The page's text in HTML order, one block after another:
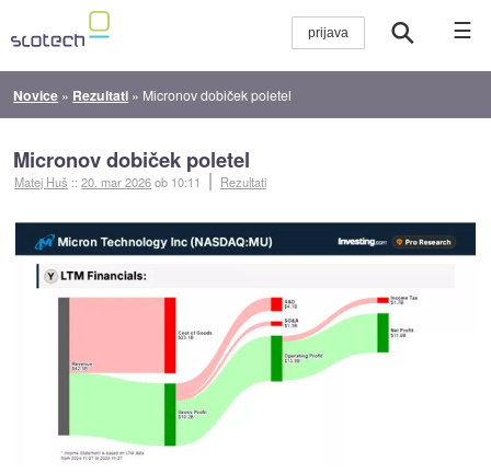
☰
Novice » Rezultati » Micronov dobiček poletel
Micronov dobiček poletel
Matej Huš ::20. mar 2026ob 10:11 Rezultati